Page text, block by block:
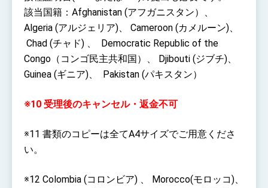
該当国籍：Afghanistan (アフガニスタン）、
Algeria (アルジェリア)、 Cameroon (カメルーン)、
Chad (チャド) 、 Democratic Republic of the
Congo（コンゴ民主共和国）、 Djibouti (ジブチ)、
Guinea (ギニア)、 Pakistan (パキスタン）
※10 受理後のキャンセル・返金不可
※11 書類のコピーは全てA4サイズでご用意くださ
い。
※12 Colombia (コロンビア) 、 Morocco(モロッコ)、